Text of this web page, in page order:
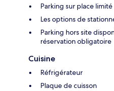
Parking sur place limité
Les options de
Parking hors site
réservation obligatoire
Cuisine
Réfrigérateur
Plaque de cuisson